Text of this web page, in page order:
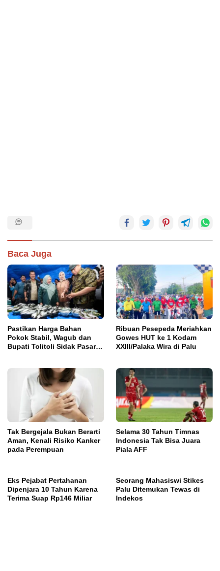
Baca Juga
Pastikan Harga Bahan
Pokok Stabil, Wagub dan
Bupati Tolitoli Sidak Pasar
Ribuan Pesepeda Meriahkan
Gowes HUT ke 1 Kodam
XXIII/Palaka Wira di Palu
Tak Bergejala Bukan Berarti
Aman, Kenali Risiko Kanker
pada Perempuan
Selama 30 Tahun Timnas
Indonesia Tak Bisa Juara
Piala AFF
Eks Pejabat Pertahanan
Dipenjara 10 Tahun Karena
Terima Suap Rp146 Miliar
Seorang Mahasiswi Stikes
Palu Ditemukan Tewas di
Indekos